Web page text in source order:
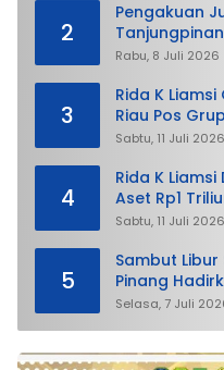
2
Pengakuan
demi Untung”
Rabu, 8 Juli 2026
3
Rida K
Riau Pos
Sabtu, 11 Juli 2026
4
Rida K
Aset Rp1
Membela
Sabtu, 11 Juli 2026
5
Sambut
Pinang
Getaway”
Selasa, 7 Juli